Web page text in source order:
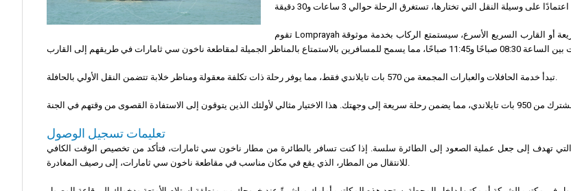
تقوم Lomprayah بتشغيل العديد من الخدمات يوميًا، مما يضمن المرونة للزوار. عند اختيار العبارة السريعة أو القارب السريع الأسرع، سيستمتع الركاب بخدمة موثوقة
تعليمات تسجيل الوصول
تهدف إلى جعل عملية الصعود إلى الطائرة سلسة. إذا كنت تسافر بالطائرة من مطار ناخون سي ثامارات، فتأكد من تخصيص الوقت الكافي